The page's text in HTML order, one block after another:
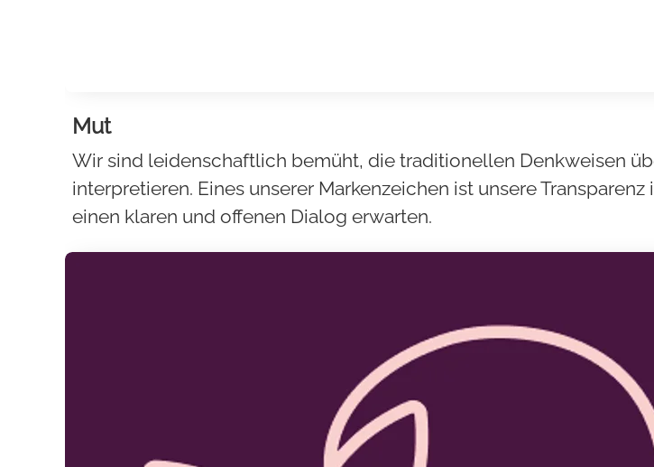
Mut
Wir sind leidenschaftlich bemüht, die traditionellen Denkweisen
interpretieren. Eines unserer Markenzeichen ist unsere
einen klaren und offenen Dialog erwarten.